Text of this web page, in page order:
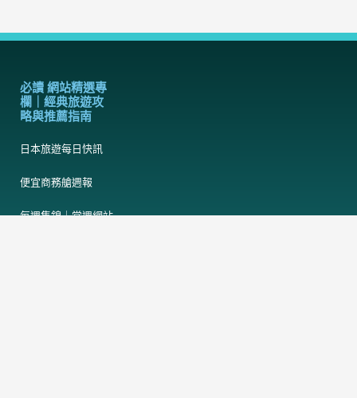
必讀 網站精選專
欄｜經典旅遊攻
略與推薦指南
日本旅遊每日快訊
便宜商務艙週報
每週集錦｜當週網站